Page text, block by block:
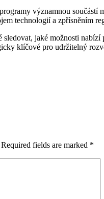
významnou
technologií a zpřísněním
jaké možnosti
klíčové pro udržitelný
Required fields are marked *